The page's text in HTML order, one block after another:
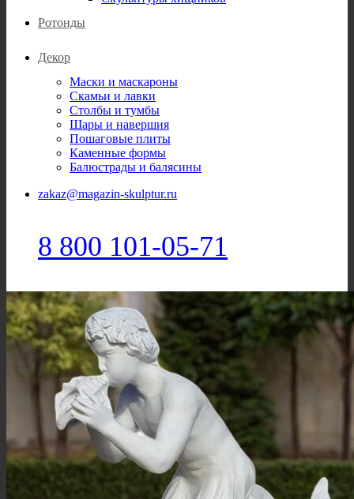
Ротонды
Декор
Маски и маскароны
Скамьи и лавки
Столбы и тумбы
Шары и навершия
Пошаговые плиты
Каменные формы
Балюстрады и балясины
zakaz@magazin-skulptur.ru
8 800 101-05-71